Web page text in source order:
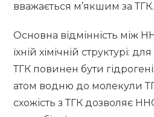
вважається м’якшим за ТГК.
Основна відмінність між
їхній хімічній структурі:
ТГК повинен бути
атом водню до молекули
схожість з ТГК дозволяє